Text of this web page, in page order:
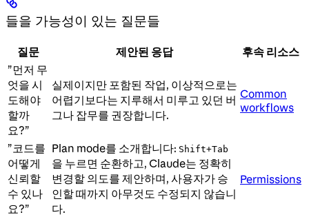
들을 가능성이 있는 질문들
질문 제안된 응답
후속 리소스
”먼저 무
엇을 시
도해야
할까
요?”
실제이지만 포함된 작업, 이상적으로는
어렵기보다는 지루해서 미루고 있던 버
그나 잡무를 권장합니다.
Common
workflows
”코드를
어떻게
신뢰할
수 있나
요?”
Plan mode를 소개합니다: Shift+Tab
을 누르면 순환하고, Claude는 정확히
변경할 의도를 제안하며, 사용자가 승
인할 때까지 아무것도 수정되지 않습니
다.
Permissions